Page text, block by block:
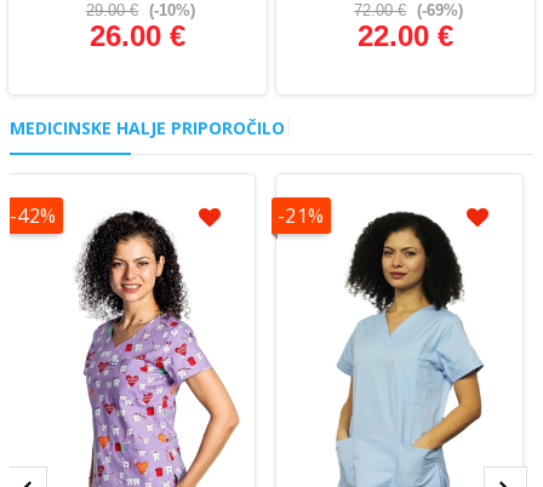
29.00 € (-10%)
26.00 €
Glej podrobnosti
72.00 € (-69%)
22.00 €
MEDICINSKE HALJE PRIPOROČILO
-42% -21%